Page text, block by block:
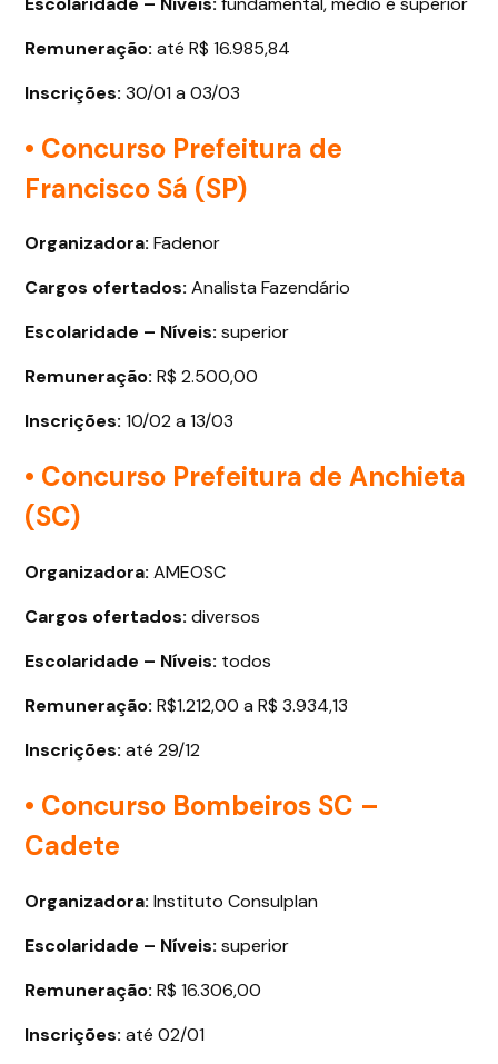
Remuneração: até R$ 16.985,84
Inscrições:30/01 a 03/03
• Concurso Prefeitura de
Francisco Sá (SP)
Organizadora: Fadenor
Cargos ofertados:Analista Fazendário
Escolaridade – Níveis: superior
Remuneração:R$ 2.500,00
Inscrições:10/02 a 13/03
• Concurso Prefeitura de Anchieta
(SC)
Organizadora: AMEOSC
Cargos ofertados: diversos
Escolaridade – Níveis: todos
Remuneração: R$1.212,00 a R$ 3.934,13
Inscrições:até 29/12
• Concurso Bombeiros SC –
Cadete
Organizadora: Instituto Consulplan
Escolaridade – Níveis: superior
Remuneração: R$ 16.306,00
Inscrições:até 02/01